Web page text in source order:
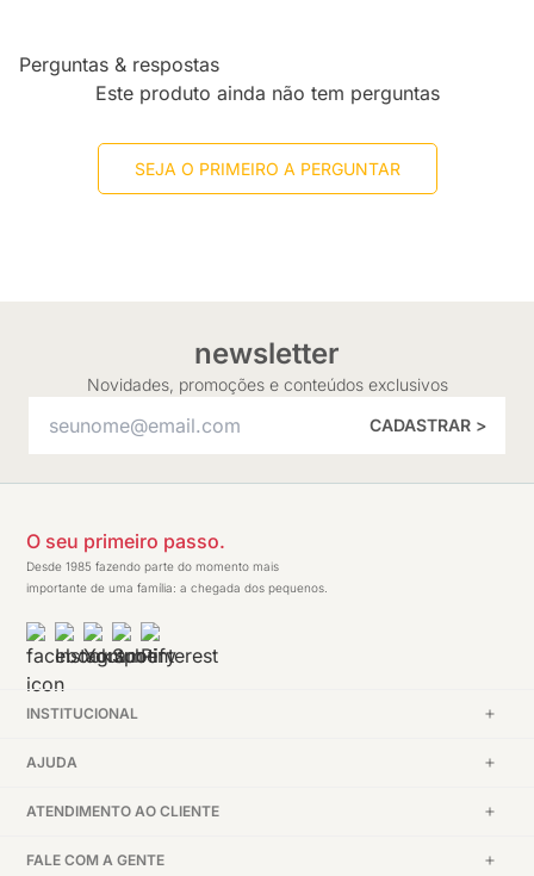
Perguntas & respostas
Este produto ainda não tem perguntas
SEJA O PRIMEIRO A PERGUNTAR
newsletter
Novidades, promoções e conteúdos exclusivos
CADASTRAR >
O seu primeiro passo.
Desde 1985 fazendo parte do momento mais
importante de uma família: a chegada dos pequenos.
INSTITUCIONAL
AJUDA
ATENDIMENTO AO CLIENTE
FALE COM A GENTE